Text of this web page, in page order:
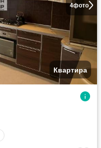
4фото
Квартира